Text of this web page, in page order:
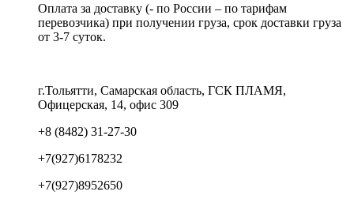
Оплата за доставку (- по России – по тарифам
перевозчика) при получении груза, срок доставки груза
от 3-7 суток.
г.Тольятти, Самарская область, ГСК ПЛАМЯ,
Офицерская, 14, офис 309
+8 (8482) 31-27-30
+7(927)6178232
+7(927)8952650